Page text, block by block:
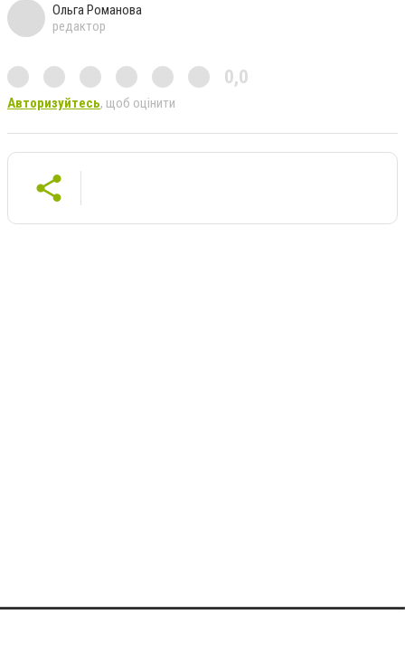
Ольга Романова
редактор
0,0
Авторизуйтесь, щоб оцінити